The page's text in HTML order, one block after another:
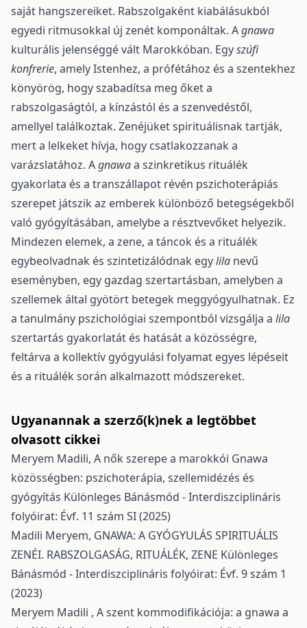
saját hangszereiket. Rabszolgaként kiabálásukból
egyedi ritmusokkal új zenét komponáltak. Agnawa
kulturális jelenséggé vált Marokkóban. Egyszúfi
konfrerie, amely Istenhez, a prófétához és a szentekhez
könyörög, hogy szabadítsa meg őket a
rabszolgaságtól, a kínzástól és a szenvedéstől,
amellyel találkoztak. Zenéjüket spirituálisnak tartják,
mert a lelkeket hívja, hogy csatlakozzanak a
varázslatához. Agnawaa szinkretikus rituálék
gyakorlata és a transzállapot révén pszichoterápiás
szerepet játszik az emberek különböző betegségekből
való gyógyításában, amelybe a résztvevőket helyezik.
Mindezen elemek, a zene, a táncok és a rituálék
egybeolvadnak és szintetizálódnak egylila nevű
eseményben, egy gazdag szertartásban, amelyben a
szellemek által gyötört betegek meggyógyulhatnak. Ez
a tanulmány pszichológiai szempontból vizsgálja a lila
szertartás gyakorlatát és hatását a közösségre,
feltárva a kollektív gyógyulási folyamat egyes lépéseit
és a rituálék során alkalmazott módszereket.
Ugyanannak a szerző(k)nek a legtöbbet
olvasott cikkei
Meryem Madili, A nők szerepe a marokkói Gnawa
közösségben: pszichoterápia, szellemidézés és
gyógyítás Különleges Bánásmód - Interdiszciplináris
folyóirat: Évf. 11 szám SI (2025)
Madili Meryem, GNAWA: A GYÓGYULÁS SPIRITUÁLIS
ZENÉI. RABSZOLGASÁG, RITUÁLÉK, ZENE Különleges
Bánásmód - Interdiszciplináris folyóirat: Évf. 9 szám 1
(2023)
Meryem Madili , A szent kommodifikációja: a gnawa a